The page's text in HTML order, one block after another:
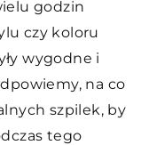
godzin
czy koloru
wygodne i
na co
szpilek, by
tego